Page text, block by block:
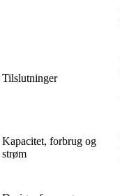
Tilslutninger
Kapacitet, forbrug og
strøm